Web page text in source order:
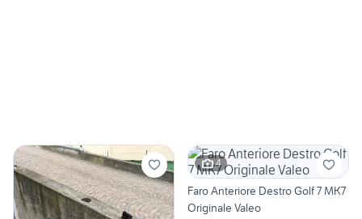
4
Faro Anteriore Destro Golf 7 MK7
Originale Valeo